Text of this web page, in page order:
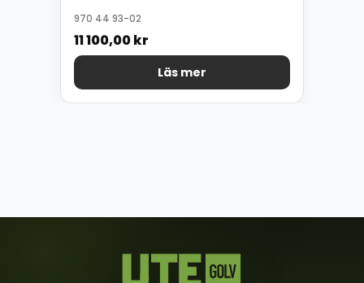
970 44 93-02
11 100,00kr
Läs mer